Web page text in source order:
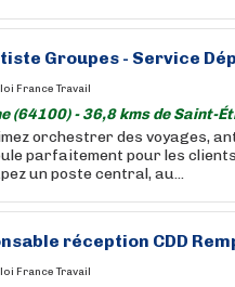
Groupes - Service
France Travail
(64100) - 36,8 kms de Saint-
orchestrer des voyages,
parfaitement pour les
un poste central, au...
réception CDD
France Travail